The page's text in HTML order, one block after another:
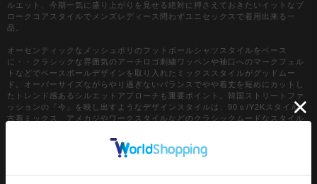
ルエット、今期一気に盛り上がりを見せる絶対に押さえておきたいイットなブ
ロークコアスタイルでメンズレディース問わずユニセックスで着用出来る一
品。
オーセンティックなメッシュポリのフットボールシャツスタイルをベース
に・・クラシックな雰囲気のアーチロゴ刺繍ワッペンや袖口へのマークフェル
トなどでベースボールデザインを取り入れたミックススタイルがグッドムー
ド。オーバーサイズながらやり過ぎないバランスでやや着丈を短めにカットし
たトレンド感あるシルエットアプローチも重要ポイント。韓国ストリートファ
ッションの『今』を映し出すようなデザインスタイルは、90ｓ/Y2Kスタイル、
古着ミックス、アメカジやワークスタイルなどのクラシックムードなスタイル
全般、さらにはモードスタイルやキレイメなどのハズシアイテムやアクセント
『カラー』